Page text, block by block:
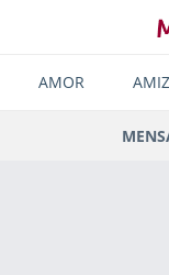
AMOR